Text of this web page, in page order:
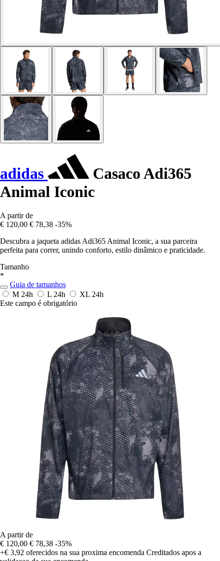
adidas
Casaco Adi365
Animal Iconic
A partir de
€ 120,00 € 78,38 -35%
Descubra a jaqueta adidas Adi365 Animal Iconic, a sua parceira
perfeita para correr, unindo conforto, estilo dinâmico e praticidade.
Tamanho
*
Guia de tamanhos
M 24h L 24h XL 24h
Este campo é obrigatório
A partir de
€ 120,00 € 78,38 -35%
+€ 3,92 oferecidos na sua proxima encomenda Creditados apos a